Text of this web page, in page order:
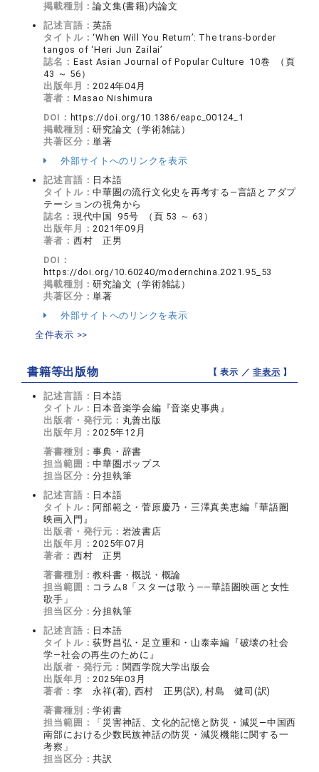
掲載種別：論文集(書籍)内論文
記述言語：英語
タイトル：‘When Will You Return’: The trans-border
tangos of ‘Heri Jun Zailai’
誌名： East Asian Journal of Popular Culture 10巻 （頁
43 ～ 56）
出版年月：2024年04月
著者： Masao Nishimura
DOI： https://doi.org/10.1386/eapc_00124_1
掲載種別：研究論文（学術雑誌）
共著区分：単著
外部サイトへのリンクを表示
記述言語： 日本語
タイトル：中華圏の流行文化史を再考する―言語とアダプ
テーションの視角から
誌名： 現代中国 95号 （頁 53 ～ 63）
出版年月：2021年09月
著者： 西村 正男
DOI：
https://doi.org/10.60240/modernchina.2021.95_53
掲載種別：研究論文（学術雑誌）
共著区分：単著
外部サイトへのリンクを表示
全件表示 >>
書籍等出版物 【 表示 ／非表示 】
記述言語： 日本語
タイトル： 日本音楽学会編『音楽史事典』
出版者・発行元： 丸善出版
出版年月：2025年12月
著書種別：事典・辞書
担当範囲：中華圏ポップス
担当区分：分担執筆
記述言語： 日本語
タイトル： 阿部範之・菅原慶乃・三澤真美恵編『華語圏
映画入門』
出版者・発行元： 岩波書店
出版年月：2025年07月
著者： 西村 正男
著書種別：教科書・概説・概論
担当範囲： コラム8「スターは歌う――華語圏映画と女性
歌手」
担当区分：分担執筆
記述言語： 日本語
タイトル：荻野昌弘・足立重和・山泰幸編『破壊の社会
学―社会の再生のために』
出版者・発行元： 関西学院大学出版会
出版年月：2025年03月
著者： 李 永祥(著), 西村 正男(訳), 村島 健司(訳)
著書種別：学術書
担当範囲：
「災害神話、文化的記憶と防災・減災―中国西
南部における少数民族神話の防災・減災機能に関する一
考察」
担当区分：共訳